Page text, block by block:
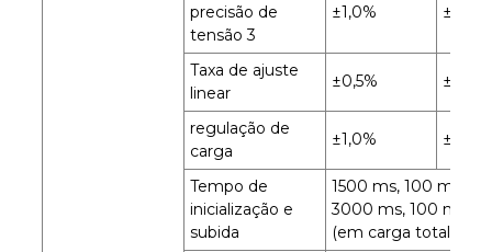
precisão de
tensão 3
±1,0% ±1,0%
Taxa de ajuste
linear
±0,5% ±0,5%
regulação de
carga
±1,0% ±1,0%
Tempo de
inicialização e
subida
1500 ms, 100 ms/
3000 ms, 100 ms/
(em carga total)